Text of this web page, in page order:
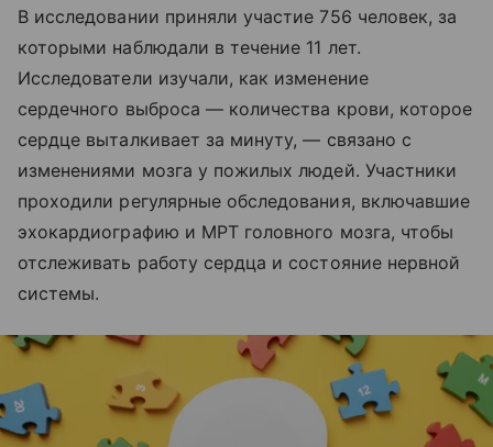
В исследовании приняли участие 756 человек, за
которыми наблюдали в течение 11 лет.
Исследователи изучали, как изменение
сердечного выброса — количества крови, которое
сердце выталкивает за минуту, — связано с
изменениями мозга у пожилых людей. Участники
проходили регулярные обследования, включавшие
эхокардиографию и МРТ головного мозга, чтобы
отслеживать работу сердца и состояние нервной
системы.